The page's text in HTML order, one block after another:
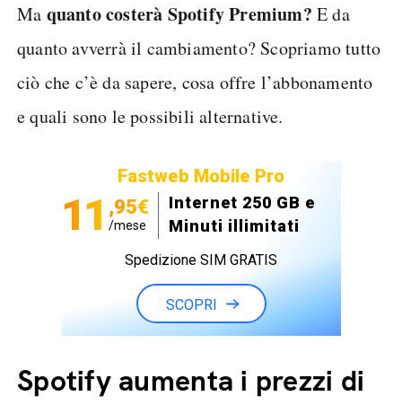
Ma quanto costerà Spotify Premium? E da
quanto avverrà il cambiamento? Scopriamo tutto
ciò che c’è da sapere, cosa offre l’abbonamento
e quali sono le possibili alternative.
Fastweb Mobile Pro
11 ,95€
/mese
Internet 250 GB e
Minuti illimitati
Spedizione SIM GRATIS
SCOPRI
Spotify aumenta i prezzi di